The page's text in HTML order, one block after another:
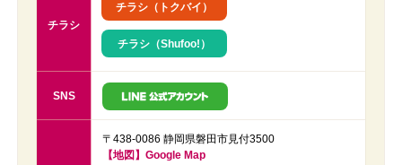
チラシ
チラシ（トクバイ）
チラシ（Shufoo!）
SNS
〒438-0086 静岡県磐田市見付3500
【地図】Google Map